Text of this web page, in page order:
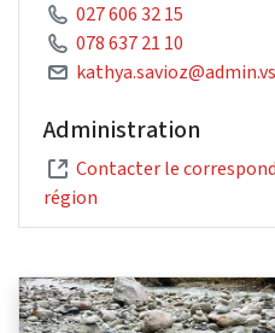
027 606 32 15
078 637 21 10
Administration
Contacter le
région